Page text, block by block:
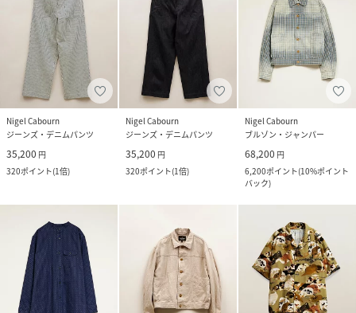
Nigel Cabourn
ジーンズ・デニムパンツ
35,200 円
320ポイント(1倍)
Nigel Cabourn
ジーンズ・デニムパンツ
35,200 円
320ポイント(1倍)
Nigel Cabourn
ブルゾン・ジャンパー
68,200 円
6,200ポイント(10%ポイント
バック)